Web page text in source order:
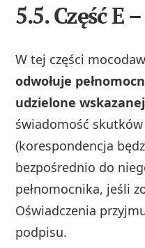
5.5. Część E
W tej części
odwołuje
udzielone
świadomość skutków
(korespondencja
bezpośrednio do
pełnomocnika, jeśli
Oświadczenia
podpisu.